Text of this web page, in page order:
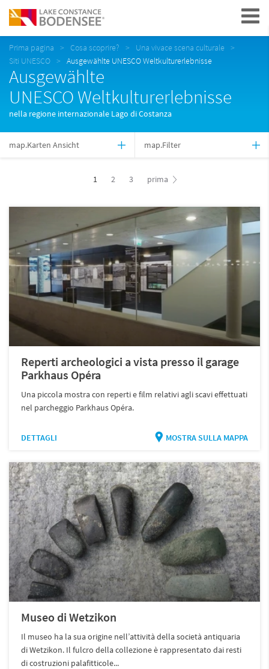
Navigation
Prima pagina Cosa scoprire?
Una vivace scena culturale
Siti UNESCO
Ausgewählte UNESCO Weltkulturerlebnisse
Ausgewählte
UNESCO Weltkulturerlebnisse
nella regione internazionale Lago di Costanza
map.Karten Ansicht map.Filter
1 2 3 prima
Reperti archeologici a vista presso il garage
Parkhaus Opéra
Una piccola mostra con reperti e film relativi agli scavi effettuati
nel parcheggio Parkhaus Opéra.
DETTAGLI MOSTRA SULLA MAPPA
Museo di Wetzikon
Il museo ha la sua origine nell’attività della società antiquaria
di Wetzikon. Il fulcro della collezione è rappresentato dai resti
di costruzioni palafitticole...